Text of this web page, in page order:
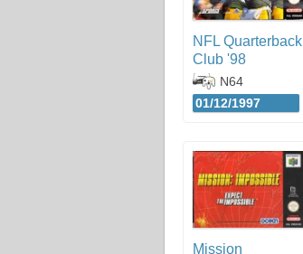
NFL Quarterback
Club '98
N64
01/12/1997
Mission